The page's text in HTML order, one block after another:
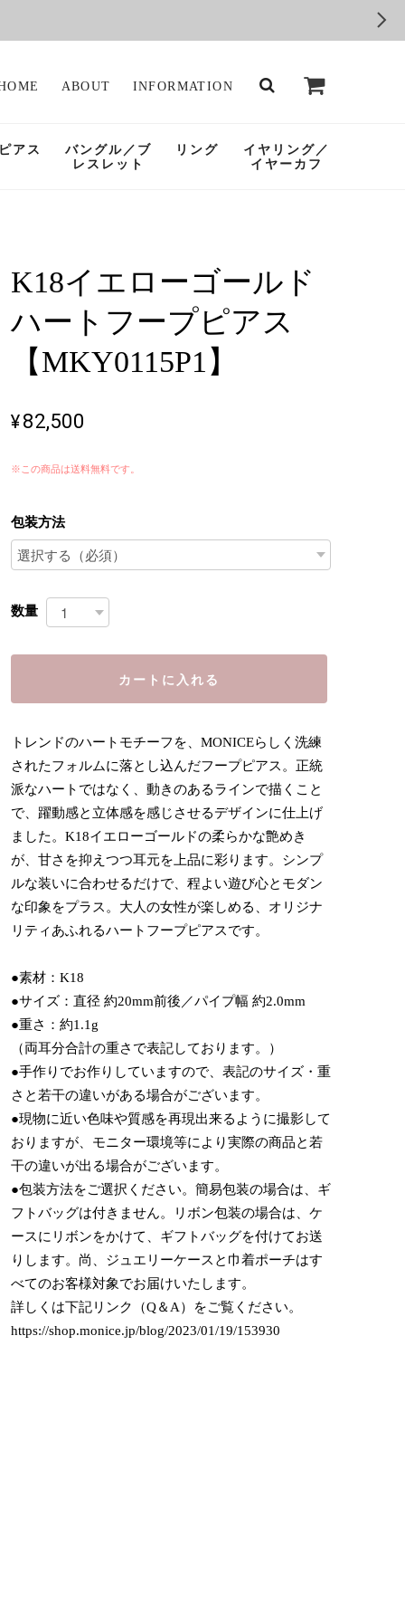
ABOUT INFORMATION
アス
バングル／ブ
レスレット
リング
イヤリング／
イヤーカフ
K18イエローゴールド
ハートフープピアス
【MKY0115P1】
¥82,500
※この商品は送料無料です。
包装方法
数量
カートに入れる
トレンドのハートモチーフを、MONICEらしく洗練
されたフォルムに落とし込んだフープピアス。正統
派なハートではなく、動きのあるラインで描くこと
で、躍動感と立体感を感じさせるデザインに仕上げ
ました。K18イエローゴールドの柔らかな艶めき
が、甘さを抑えつつ耳元を上品に彩ります。シンプ
ルな装いに合わせるだけで、程よい遊び心とモダン
な印象をプラス。大人の女性が楽しめる、オリジナ
リティあふれるハートフープピアスです。
●素材：K18
●サイズ：直径 約20mm前後／パイプ幅 約2.0mm
●重さ：約1.1g
（両耳分合計の重さで表記しております。）
●手作りでお作りしていますので、表記のサイズ・重
さと若干の違いがある場合がございます。
●現物に近い色味や質感を再現出来るように撮影して
おりますが、モニター環境等により実際の商品と若
干の違いが出る場合がございます。
●包装方法をご選択ください。簡易包装の場合は、ギ
フトバッグは付きません。リボン包装の場合は、ケ
ースにリボンをかけて、ギフトバッグを付けてお送
りします。尚、ジュエリーケースと巾着ポーチはす
べてのお客様対象でお届けいたします。
詳しくは下記リンク（Q＆A）をご覧ください。
https://shop.monice.jp/blog/2023/01/19/153930